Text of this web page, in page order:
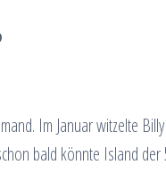
Im Januar witzelte
bald könnte Island